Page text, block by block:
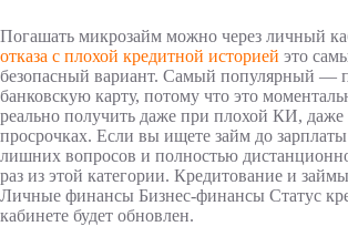
Погашать микрозайм можно через личный
отказа с плохой кредитной историей это
безопасный вариант. Самый популярный —
банковскую карту, потому что это
реально получить даже при плохой КИ,
просрочках. Если вы ищете займ до
лишних вопросов и полностью
раз из этой категории. Кредитование и
Личные финансы Бизнес-финансы Статус
кабинете будет обновлен.